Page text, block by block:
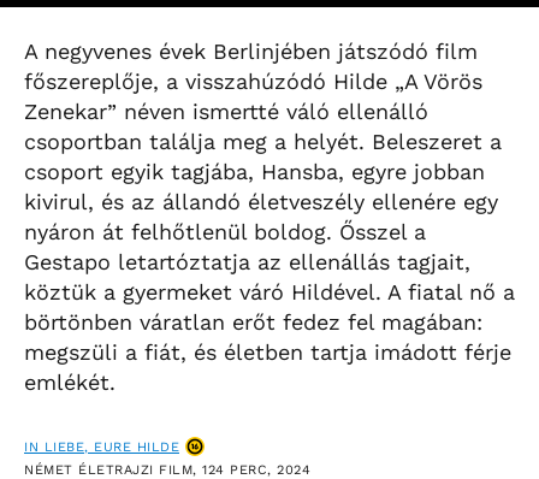
A negyvenes évek Berlinjében játszódó film
főszereplője, a visszahúzódó Hilde „A Vörös
Zenekar” néven ismertté váló ellenálló
csoportban találja meg a helyét. Beleszeret a
csoport egyik tagjába, Hansba, egyre jobban
kivirul, és az állandó életveszély ellenére egy
nyáron át felhőtlenül boldog. Ősszel a
Gestapo letartóztatja az ellenállás tagjait,
köztük a gyermeket váró Hildével. A fiatal nő a
börtönben váratlan erőt fedez fel magában:
megszüli a fiát, és életben tartja imádott férje
emlékét.
IN LIEBE, EURE HILDE
NÉMET ÉLETRAJZI FILM, 124 PERC, 2024